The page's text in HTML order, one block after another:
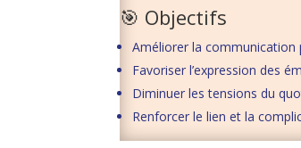
🎯 Objectifs
Améliorer la communication
Favoriser l’expression des
Diminuer les tensions du
Renforcer le lien et la